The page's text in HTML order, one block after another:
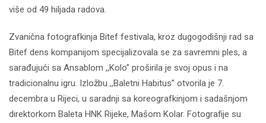
više od 49 hiljada radova.
Zvanična fotografkinja Bitef festivala, kroz dugogodišnji rad sa
Bitef dens kompanijom specijalizovala se za savremni ples, a
sarađujući sa Ansablom ,,Kolo” proširila je svoj opus i na
tradicionalnu igru. Izložbu ,,Baletni Habitus” otvorila je 7.
decembra u Rijeci, u saradnji sa koreografkinjom i sadašnjom
direktorkom Baleta HNK Rijeke, Mašom Kolar. Fotografije su